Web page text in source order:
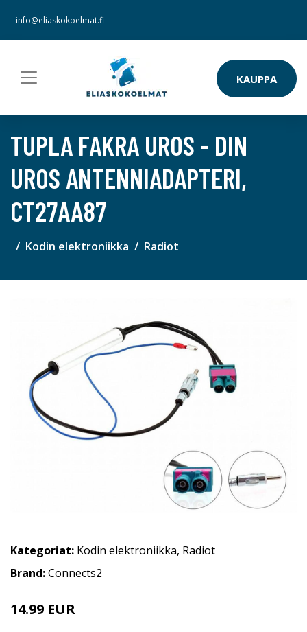
info@eliaskokoelmat.fi
KAUPPA
TUPLA FAKRA UROS - DIN
UROS ANTENNIADAPTERI,
CT27AA87
Kodin elektroniikka Radiot
Kategoriat: Kodin elektroniikka, Radiot
Brand:Connects2
14.99 EUR